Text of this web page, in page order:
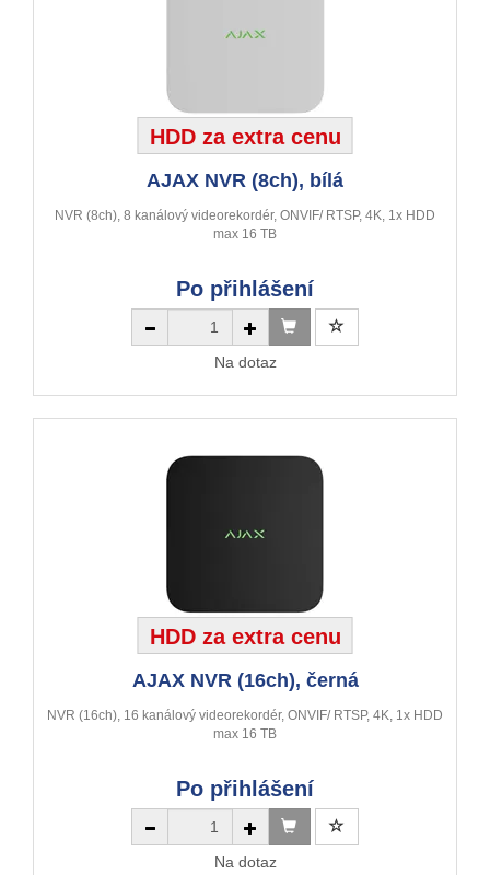
HDD za extra cenu
AJAX NVR (8ch), bílá
NVR (8ch), 8 kanálový videorekordér, ONVIF/ RTSP, 4K, 1x HDD
max 16 TB
Po přihlášení
Na dotaz
HDD za extra cenu
AJAX NVR (16ch), černá
NVR (16ch), 16 kanálový videorekordér, ONVIF/ RTSP, 4K, 1x HDD
max 16 TB
Po přihlášení
Na dotaz